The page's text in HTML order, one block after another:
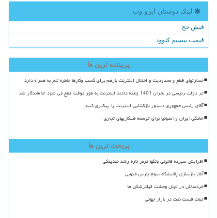
لینک دوستان ایزو وب
فیش حج
قیمت بیسیم کنوود
پربیننده ترین ها
خسارتهای قطع و محدودیت و اختلال اینترنت بازهم برای کسب وکارها خاطره تلخ به همراه دارد
در دولت رئیسی در بحران 1401 وعده دادند اینترنت به طور موقت قطع می شود اما ماندگار شد
آقای رئیس جمهوری دستور بازگشایی اینترنت را پیگیری کنید
آمادگی ایران و اسپانیا برای توسعه همکاریهای تجاری
پربحث ترین ها
افزایش سپرده قانونی بانکها ترمز تازه رشد نقدینگی
آغاز بازسازی پالایشگاه سوم پارس جنوبی
خردسالان در تونل وحشت فیلترشکن ها
ثبات قیمت نفت در بازار جهانی